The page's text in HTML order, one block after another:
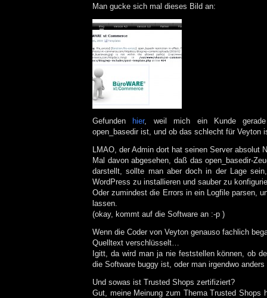
Man gucke sich mal dieses Bild an:
Gefunden hier, weil mich ein Kunde
open_basedir ist, und ob das schlecht für Veyton
LMAO, der Admin dort hat seinen Server absolut
Mal davon abgesehen, daß das open_basedir-
darstellt, sollte man aber doch in der Lage
WordPress zu installieren und sauber zu
Oder zumindest die Errors in ein Logfile parsen,
lassen.
(okay, kommt auf die Software an :-p )
Wenn die Coder von Veyton genauso fachlich
Quelltext verschlüsselt…
Igitt, da wird man ja nie feststellen können, ob
die Software buggy ist, oder man irgendwo
Und sowas ist Trusted Shops zertifiziert?
Gut, meine Meinung zum Thema Trusted Shops